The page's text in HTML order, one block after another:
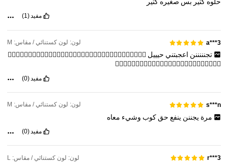
حلوهكتير بس صغيرهكتير
مفيد(1)
a***3 لون: لون كستنائي / مقاس: M
تجنننننن اعجبتني حيييل 👍🏻👍🏻👍🏻👍🏻👍🏻👍🏻👍🏻👍🏻👍🏻👍🏻👍🏻👍🏻👍🏻👍🏻👍🏻👍🏻👍🏻
👍🏻👍🏻👍🏻👍🏻👍🏻👍🏻👍🏻👍🏻👍🏻👍🏻👍🏻👍🏻👍🏻
مفيد (0)
s***n لون: لون كستنائي / مقاس: M
مرة يجننن ينفع حق كوب وشيء معاه
مفيد (0)
r***3 لون: لون كستنائي / مقاس: L